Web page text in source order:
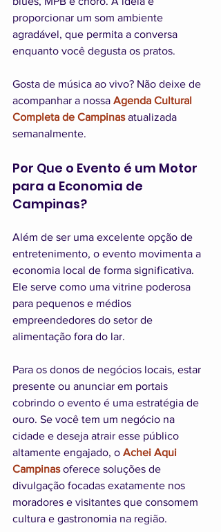
proporcionar um som ambiente
agradável, que permita a conversa
enquanto você degusta os pratos.
Gosta de música ao vivo? Não deixe de
acompanhar a nossa Agenda Cultural
Completa de Campinas atualizada
semanalmente.
Por Que o Evento é um Motor
para a Economia de
Campinas?
Além de ser uma excelente opção de
entretenimento, o evento movimenta a
economia local de forma significativa.
Ele serve como uma vitrine poderosa
para pequenos e médios
empreendedores do setor de
alimentação fora do lar.
Para os donos de negócios locais, estar
presente ou anunciar em portais
cobrindo o evento é uma estratégia de
ouro. Se você tem um negócio na
cidade e deseja atrair esse público
altamente engajado, o Achei Aqui
Campinas oferece soluções de
divulgação focadas exatamente nos
moradores e visitantes que consomem
cultura e gastronomia na região.